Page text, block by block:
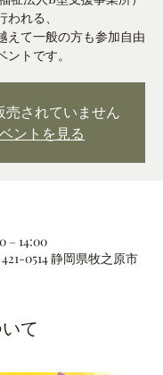
われる、
えて一般の方も参加自由
ントです。
売されていません
ントを見る
– 14:00
0514 静岡県牧之原市
て